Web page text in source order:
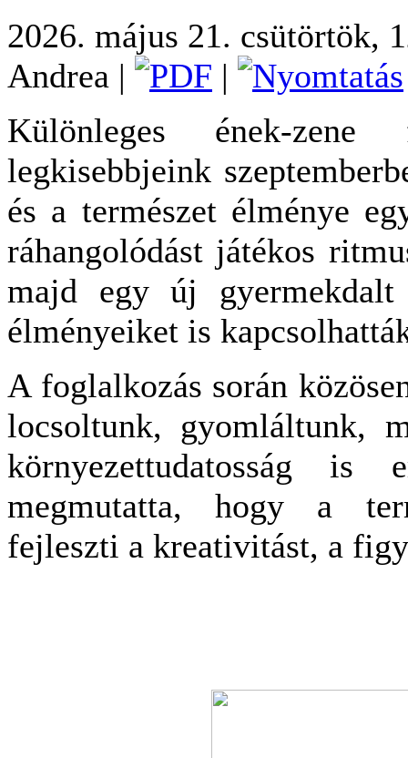
2026. május 21. csütörtök,
Andrea | |
Különleges ének-zene
legkisebbjeink
és a természet élménye
ráhangolódást játékos
majd egy új
élményeiket is
A foglalkozás során
locsoltunk, gyomláltunk,
környezettudatosság is
megmutatta, hogy a
fejleszti a kreativitást, a